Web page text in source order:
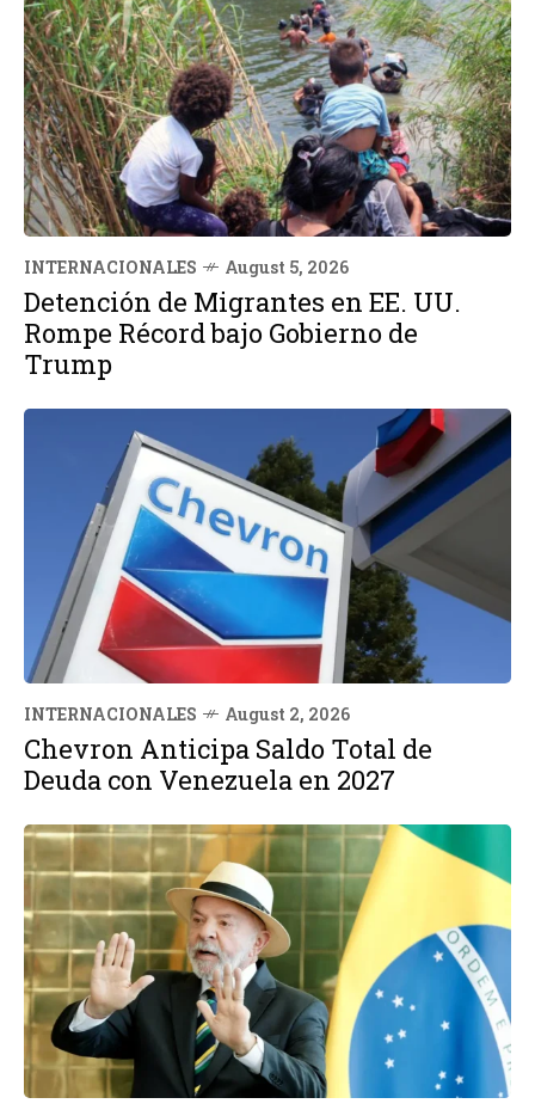
INTERNACIONALES August 5, 2026
Detención de Migrantes en EE. UU.
Rompe Récord bajo Gobierno de
Trump
INTERNACIONALES August 2, 2026
Chevron Anticipa Saldo Total de
Deuda con Venezuela en 2027